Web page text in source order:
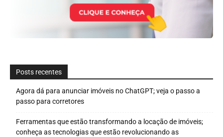
Posts recentes
Agora dá para anunciar imóveis no ChatGPT; veja o passo a
passo para corretores
Ferramentas que estão transformando a locação de imóveis;
conheça as tecnologias que estão revolucionando as